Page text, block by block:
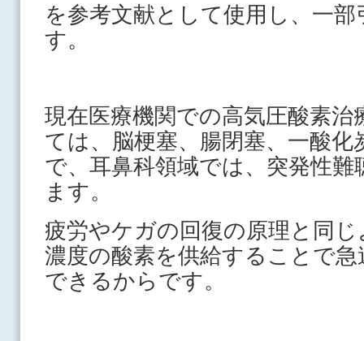
を参考文献として使用し、一
す。
現在医療機関での高気圧酸素
ては、脳梗塞、腸閉塞、一酸
で、耳鼻科領域では、突発性
ます。
疲労やケガの回復の原理と同
濃度の酸素を供給することで
できるからです。